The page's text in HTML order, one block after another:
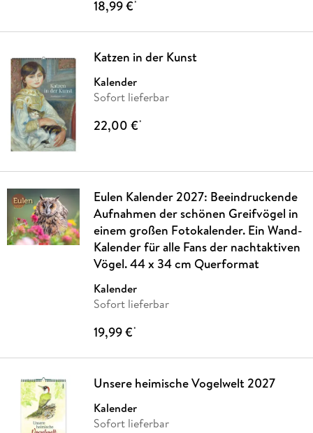
18,99 €*
Katzen in der Kunst
Kalender
Sofort lieferbar
22,00 €*
Eulen Kalender 2027: Beeindruckende
Aufnahmen der schönen Greifvögel in
einem großen Fotokalender. Ein Wand-
Kalender für alle Fans der nachtaktiven
Vögel. 44 x 34 cm Querformat
Kalender
Sofort lieferbar
19,99 €*
Unsere heimische Vogelwelt 2027
Kalender
Sofort lieferbar